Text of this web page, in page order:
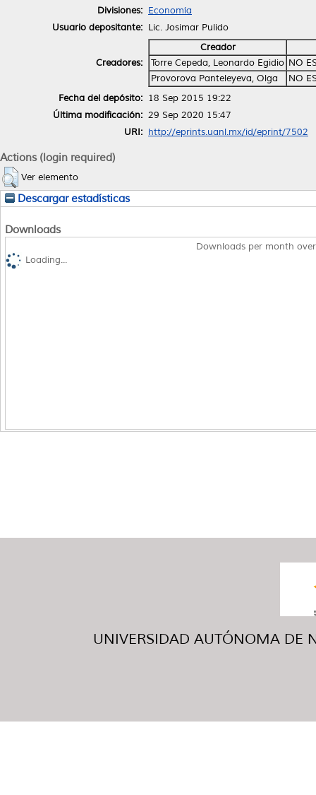
Divisiones: Economía
Usuario depositante: Lic. Josimar Pulido
Creadores:
Creador
Torre Cepeda, Leonardo Egidio NO
Provorova Panteleyeva, Olga
NO
Fecha del depósito: 18 Sep 2015 19:22
Última modificación: 29 Sep 2020 15:47
URI: http://eprints.uanl.mx/id/eprint/7502
Actions (login required)
Ver elemento
Descargar estadísticas
Downloads
Downloads per month
Loading...
UNIVERSIDAD AUTÓNOMA DE